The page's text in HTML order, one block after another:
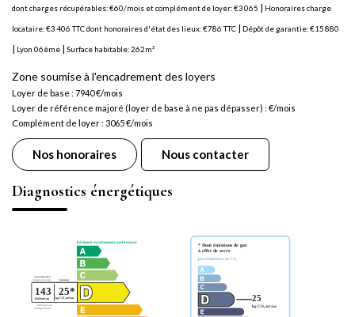
dont charges récupérables: €60/mois et complément de loyer: €3 065 | Honoraires charge
locataire: €3 406 TTCdont honoraires d'état des lieux: €786 TTC | Dépôt de garantie: €15 880
| Lyon 06ème | Surface habitable: 262m²
Zone soumise à l'encadrement des loyers
Loyer de base : 7940€/mois
Loyer de référence majoré (loyer de base à ne pas dépasser) : €/mois
Complément de loyer : 3065€/mois
Nos honoraires Nous contacter
Diagnostics énergétiques